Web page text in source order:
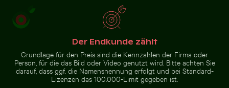
Der Endkunde zählt
Grundlage für den Preis sind die Kennzahlen der Firma oder
Person, für die das Bild oder Video genutzt wird. Bitte achten Sie
darauf, dass ggf. die Namensnennung erfolgt und bei Standard-
Lizenzen das 100.000-Limit gegeben ist.